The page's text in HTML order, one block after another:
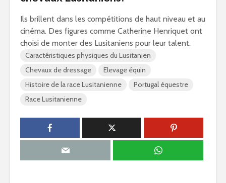
Ils brillent dans les compétitions de haut niveau et au
cinéma. Des figures comme Catherine Henriquet ont
choisi de monter des Lusitaniens pour leur talent.
Caractéristiques physiques du Lusitanien
Chevaux de dressage
Elevage équin
Histoire de la race Lusitanienne
Portugal équestre
Race Lusitanienne